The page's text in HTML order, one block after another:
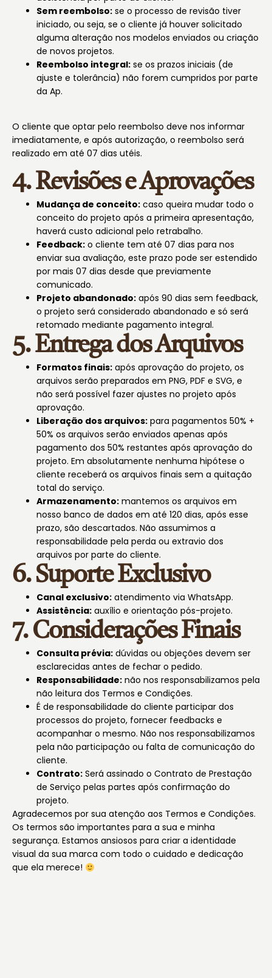
Sem reembolso: se o processo de revisão tiver
iniciado, ou seja, se o cliente já houver solicitado
alguma alteração nos modelos enviados ou criação
de novos projetos.
Reembolso integral: se os prazos iniciais (de
ajuste e tolerância) não forem cumpridos por parte
da Ap.
O cliente que optar pelo reembolso deve nos informar
imediatamente, e após autorização, o reembolso será
realizado em até 07 dias utéis.
4. Revisões e Aprovações
Mudança de conceito: caso queira mudar todo o
conceito do projeto após a primeira apresentação,
haverá custo adicional pelo retrabalho.
Feedback: o cliente tem até 07 dias para nos
enviar sua avaliação, este prazo pode ser estendido
por mais 07 dias desde que previamente
comunicado.
Projeto abandonado: após 90 dias sem feedback,
o projeto será considerado abandonado e só será
retomado mediante pagamento integral.
5. Entrega dos Arquivos
Formatos finais: após aprovação do projeto, os
arquivos serão preparados em PNG, PDF e SVG, e
não será possível fazer ajustes no projeto após
aprovação.
Liberação dos arquivos: para pagamentos 50% +
50% os arquivos serão enviados apenas após
pagamento dos 50% restantes após aprovação do
projeto. Em absolutamente nenhuma hipótese o
cliente receberá os arquivos finais sem a quitação
total do serviço.
Armazenamento: mantemos os arquivos em
nosso banco de dados em até 120 dias, após esse
prazo, são descartados. Não assumimos a
responsabilidade pela perda ou extravio dos
arquivos por parte do cliente.
6. Suporte Exclusivo
Canal exclusivo: atendimento via WhatsApp.
Assistência: auxílio e orientação pós-projeto.
7. Considerações Finais
Consulta prévia: dúvidas ou objeções devem ser
esclarecidas antes de fechar o pedido.
Responsabilidade: não nos responsabilizamos pela
não leitura dos Termos e Condições.
É de responsabilidade do cliente participar dos
processos do projeto, fornecer feedbacks e
acompanhar o mesmo. Não nos responsabilizamos
pela não participação ou falta de comunicação do
cliente.
Contrato: Será assinado o Contrato de Prestação
de Serviço pelas partes após confirmação do
projeto.
Agradecemos por sua atenção aos Termos e Condições.
Os termos são importantes para a sua e minha
segurança. Estamos ansiosos para criar a identidade
visual da sua marca com todo o cuidado e dedicação
que ela merece!